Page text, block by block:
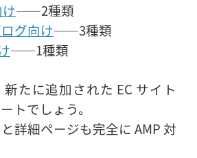
――2種類
グ向け――3種類
――1種類
たに追加された EC サイト
トでしょう。
詳細ページも完全に AMP 対